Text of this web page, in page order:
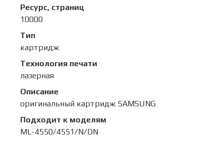
Ресурс, страниц
10000
Тип
картридж
Технология печати
лазерная
Описание
оригинальный картридж SAMSUNG
Подходит к моделям
ML-4550/4551/N/DN